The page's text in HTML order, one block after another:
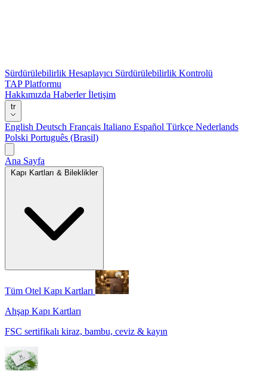
Sürdürülebilirlik Hesaplayıcı Sürdürülebilirlik Kontrolü
TAP Platformu
Hakkımızda Haberlerİletişim
tr
English Deutsch Français Italiano Español Türkçe Nederlands
Polski Português (Brasil)
Ana Sayfa
Kapı Kartları & Bileklikler
Tüm Otel Kapı Kartları
Ahşap Kapı Kartları
FSC sertifikalı kiraz, bambu, ceviz & kayın